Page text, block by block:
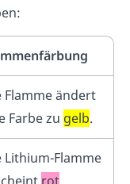
Flamme ändert
Farbe zu gelb.
Lithium-Flamme